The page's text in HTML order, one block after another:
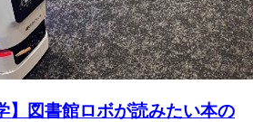
】図書館ロボが読みたい本の